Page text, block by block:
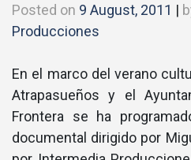
Posted on 9 August, 2011 |
Producciones
En el marco del verano
Atrapasueños y el
Frontera se ha
documental dirigido por